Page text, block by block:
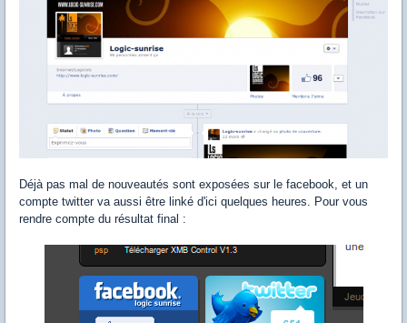
Déjà pas mal de nouveautés sont exposées sur le facebook, et un
compte twitter va aussi être linké d'ici quelques heures. Pour vous
rendre compte du résultat final :